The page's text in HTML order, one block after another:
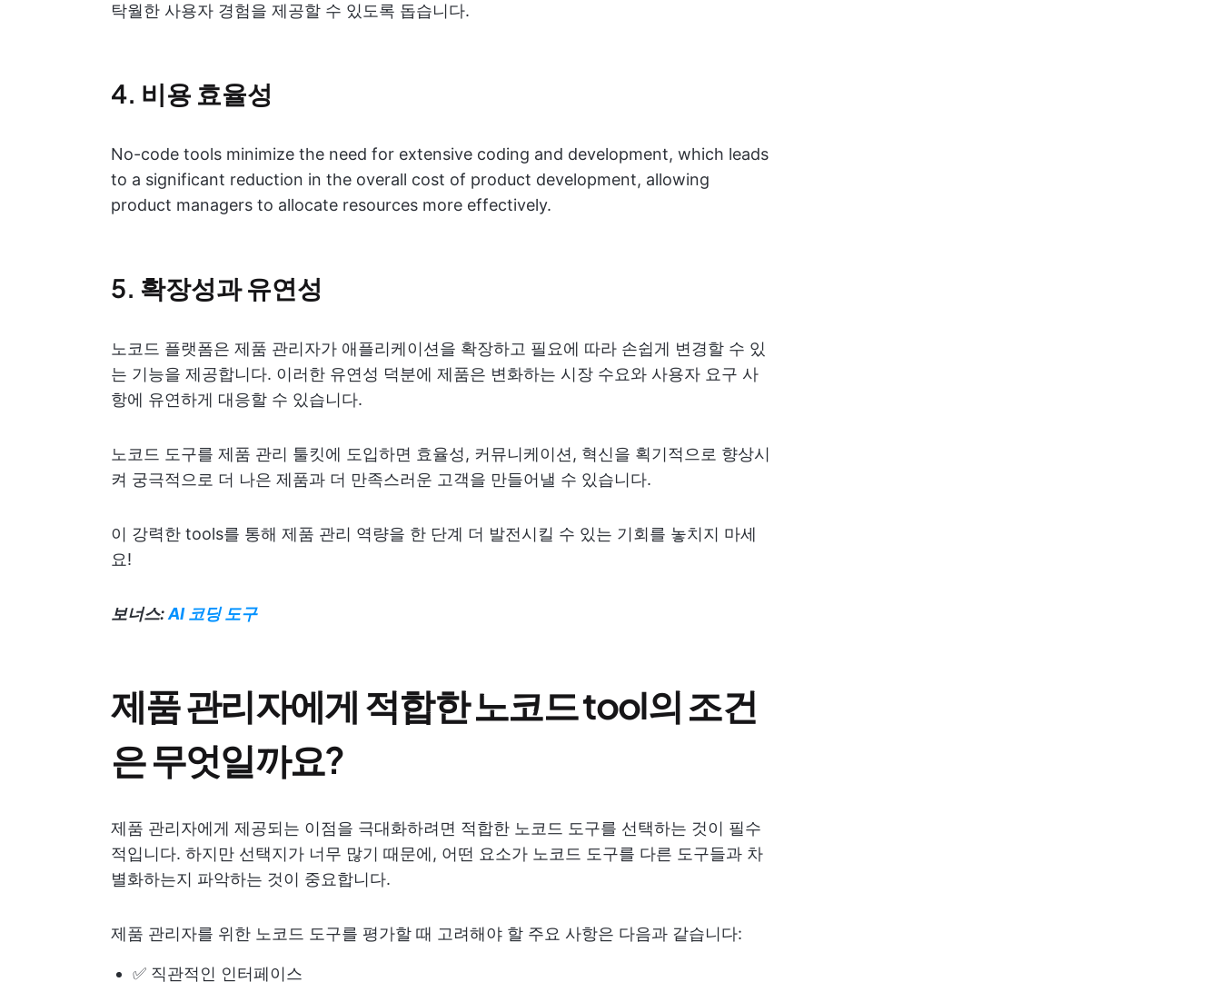
탁월한 사용자 경험을 제공할 수 있도록 돕습니다.
4. 비용 효율성
No-code tools minimize the need for extensive coding and development, which leads
to a significant reduction in the overall cost of product development, allowing
product managers to allocate resources more effectively.
5. 확장성과 유연성
노코드 플랫폼은 제품 관리자가 애플리케이션을 확장하고 필요에 따라 손쉽게 변경할 수 있
는 기능을 제공합니다. 이러한 유연성 덕분에 제품은 변화하는 시장 수요와 사용자 요구 사
항에 유연하게 대응할 수 있습니다.
노코드 도구를 제품 관리 툴킷에 도입하면 효율성, 커뮤니케이션, 혁신을 획기적으로 향상시
켜 궁극적으로 더 나은 제품과 더 만족스러운 고객을 만들어낼 수 있습니다.
이 강력한 tools를 통해 제품 관리 역량을 한 단계 더 발전시킬 수 있는 기회를 놓치지 마세
요!
보너스:AI 코딩 도구
제품 관리자에게 적합한 노코드 tool의 조건
은 무엇일까요?
제품 관리자에게 제공되는 이점을 극대화하려면 적합한 노코드 도구를 선택하는 것이 필수
적입니다. 하지만 선택지가 너무 많기 때문에, 어떤 요소가 노코드 도구를 다른 도구들과 차
별화하는지 파악하는 것이 중요합니다.
제품 관리자를 위한 노코드 도구를 평가할 때 고려해야 할 주요 사항은 다음과 같습니다:
✅ 직관적인 인터페이스